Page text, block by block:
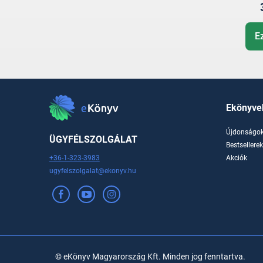
ÜGYFÉLSZOLGÁLAT
+36-1-323-3983
ugyfelszolgalat@ekonyv.hu
Bestsellerek
Akciók
© eKönyv Magyarország Kft. Minden jog fenntartva.